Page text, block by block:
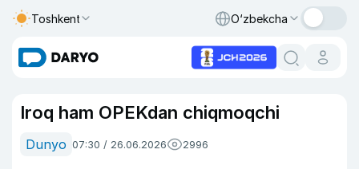
Toshkent O‘zbekcha
Iroq ham OPEKdan chiqmoqchi
Dunyo 07:30 / 26.06.2026 2996